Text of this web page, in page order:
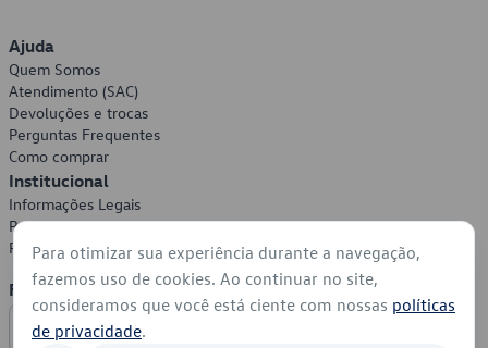
Ajuda
Quem Somos
Atendimento (SAC)
Devoluções e trocas
Perguntas Frequentes
Como comprar
Institucional
Informações Legais
Política de Privacidade
Política de Cookies
Formas de Pagamento
Para otimizar sua experiência durante a navegação,
fazemos uso de cookies. Ao continuar no site,
consideramos que você está ciente com nossas políticas
de privacidade.